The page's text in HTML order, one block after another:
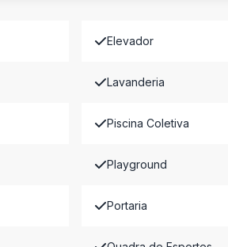
Elevador
Lavanderia
Piscina Coletiva
Playground
Portaria